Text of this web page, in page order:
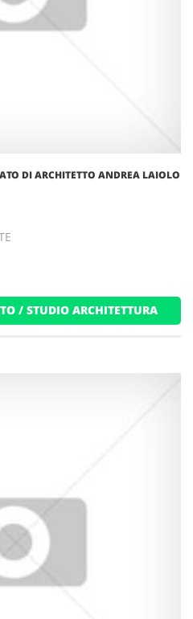
DI ARCHITETTO ANDREA LAIOLO
/ STUDIO ARCHITETTURA